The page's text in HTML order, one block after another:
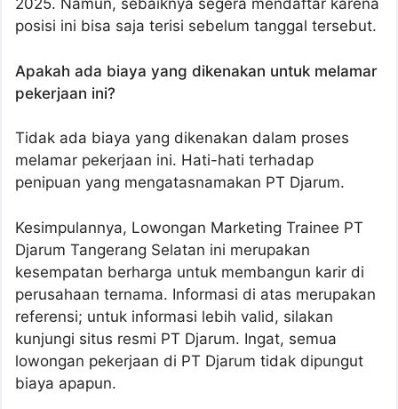
2025. Namun, sebaiknya segera mendaftar karena
posisi ini bisa saja terisi sebelum tanggal tersebut.
Apakah ada biaya yang dikenakan untuk melamar
pekerjaan ini?
Tidak ada biaya yang dikenakan dalam proses
melamar pekerjaan ini. Hati-hati terhadap
penipuan yang mengatasnamakan PT Djarum.
Kesimpulannya, Lowongan Marketing Trainee PT
Djarum Tangerang Selatan ini merupakan
kesempatan berharga untuk membangun karir di
perusahaan ternama. Informasi di atas merupakan
referensi; untuk informasi lebih valid, silakan
kunjungi situs resmi PT Djarum. Ingat, semua
lowongan pekerjaan di PT Djarum tidak dipungut
biaya apapun.